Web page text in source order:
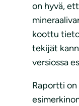
on hyvä,
koottu
tekijät
versiossa
Raportti on